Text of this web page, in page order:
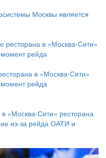
Москвы является
в «Москва-Сити»
рейда
«Москва-Сити» ресторана
из-за рейда ОАТИ и